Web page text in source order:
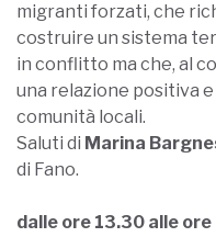
migranti forzati, che
costruire un sistema
in conflitto ma che, al
una relazione positiva
comunità locali.
Saluti di Marina
di Fano.
dalle ore 13.30 alle